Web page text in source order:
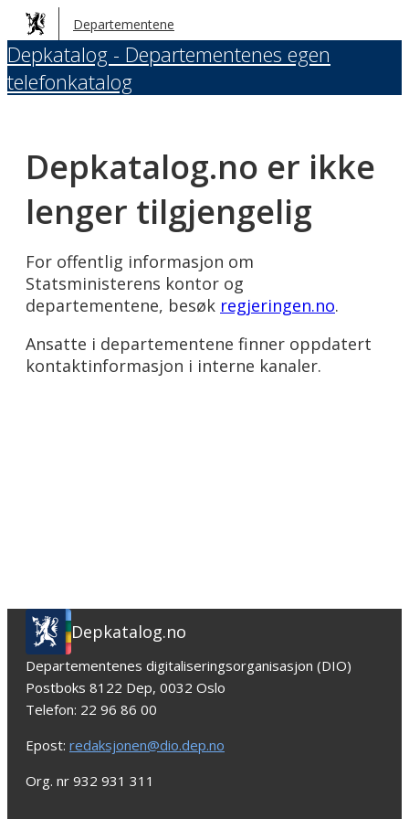
Hopp
til
hovedinnhold
Departementene
Depkatalog - Departementenes egen
telefonkatalog
Depkatalog.no er ikke
lenger tilgjengelig
For offentlig informasjon om
Statsministerens kontor og
departementene, besøk regjeringen.no.
Ansatte i departementene finner oppdatert
kontaktinformasjon i interne kanaler.
Depkatalog.no
Departementenes digitaliseringsorganisasjon (DIO)
Postboks 8122 Dep, 0032 Oslo
Telefon: 22 96 86 00
Epost: redaksjonen@dio.dep.no
Org. nr 932 931 311